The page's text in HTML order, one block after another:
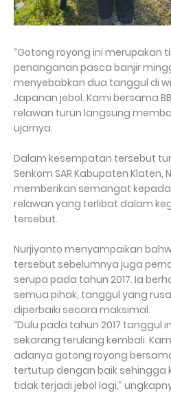
“Gotong royong ini merupakan
penanganan pasca banjir
menyebabkan dua tanggul di
Japanan jebol. Kami bersama
relawan turun langsung
ujarnya.
Dalam kesempatan tersebut
Senkom SAR Kabupaten Klaten,
memberikan semangat
relawan yang terlibat dalam
tersebut.
Nurjiyanto menyampaikan
tersebut sebelumnya juga
serupa pada tahun 2017. Ia
semua pihak, tanggul yang
diperbaiki secara maksimal.
“Dulu pada tahun 2017 tanggul
sekarang terulang kembali.
adanya gotong royong
tertutup dengan baik sehingga
tidak terjadi jebol lagi,”